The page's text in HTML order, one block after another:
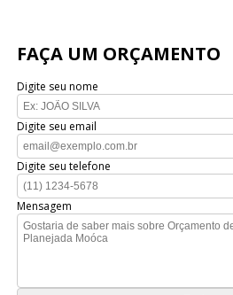
FAÇA UM ORÇAMENTO
Digite seu nome
Digite seu email
Digite seu telefone
Mensagem